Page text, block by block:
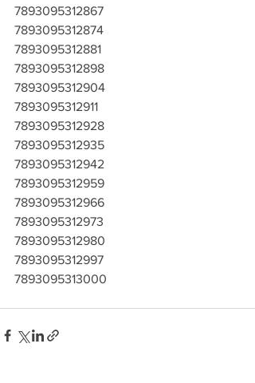
7893095312867
7893095312874
7893095312881
7893095312898
7893095312904
7893095312911
7893095312928
7893095312935
7893095312942
7893095312959
7893095312966
7893095312973
7893095312980
7893095312997
7893095313000